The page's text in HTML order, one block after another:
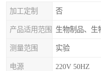
加工定制 否
产品适用范围 生物制品、生
测量范围 实验
电源 220V 50HZ